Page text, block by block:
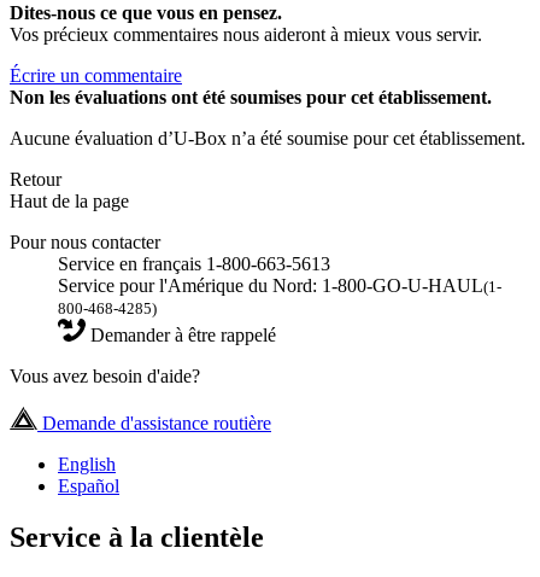
Dites-nous ce que vous en pensez.
Vos précieux commentaires nous aideront à mieux vous servir.
Écrire un commentaire
Non les évaluations ont été soumises pour cet établissement.
Aucune évaluation d’U-Box n’a été soumise pour cet établissement.
Retour
Haut de la page
Pour nous contacter
Service en français 1-800-663-5613
Service pour l'Amérique du Nord: 1-800-GO-U-HAUL(1-
800-468-4285)
Demander à être rappelé
Vous avez besoin d'aide?
Demande d'assistance routière
English
Español
Service à la clientèle